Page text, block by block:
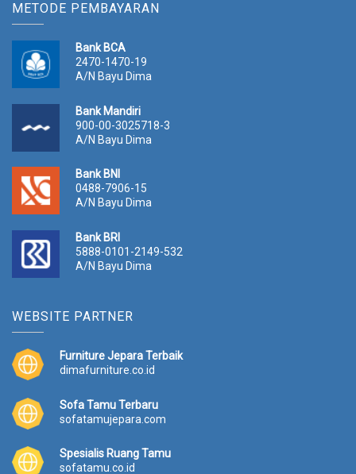
METODE PEMBAYARAN
Bank BCA
2470-1470-19
A/N Bayu Dima
Bank Mandiri
900-00-3025718-3
A/N Bayu Dima
Bank BNI
0488-7906-15
A/N Bayu Dima
Bank BRI
5888-0101-2149-532
A/N Bayu Dima
WEBSITE PARTNER
Furniture Jepara Terbaik
dimafurniture.co.id
Sofa Tamu Terbaru
sofatamujepara.com
Spesialis Ruang Tamu
sofatamu.co.id